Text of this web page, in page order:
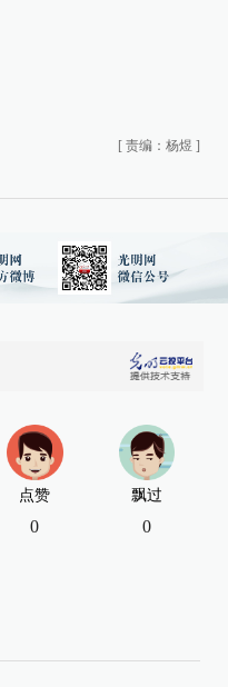
[ 责编：杨煜 ]
点赞
0
飘过
0